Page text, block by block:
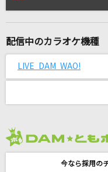
[生音]空に歌えば
Starry Heavens
配信中のカラオケ機種
LIVE DAM WAO!
今なら採用の